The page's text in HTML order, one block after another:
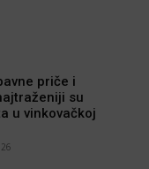
priče i
su
u vinkovačkoj